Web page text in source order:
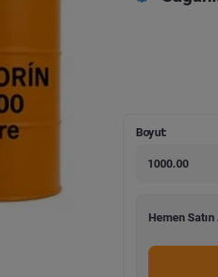
Boyut:
1000.00
Hemen